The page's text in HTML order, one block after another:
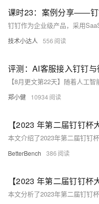
课时23：案例分享——
技术小达人 556
评测：AI客服接入钉钉
郑小健 10934
BetterBench 386